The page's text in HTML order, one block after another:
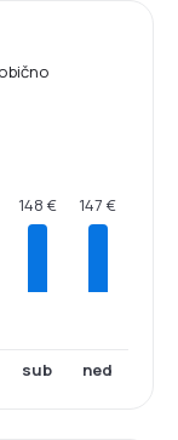
148 €
sub
147 €
ned